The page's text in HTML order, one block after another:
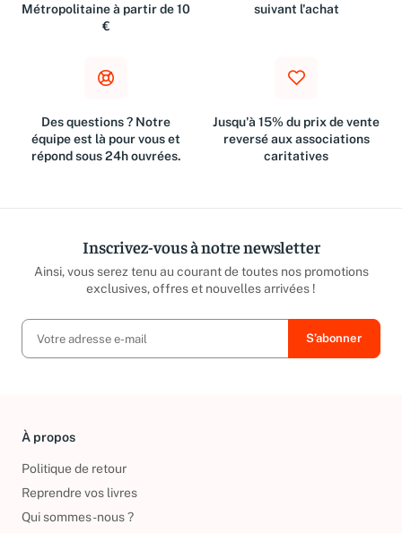
Métropolitaine à partir de 10
€
suivant l'achat
Des questions ? Notre
équipe est là pour vous et
répond sous 24h ouvrées.
Jusqu'à 15% du prix de vente
reversé aux associations
caritatives
Inscrivez-vous à notre newsletter
Ainsi, vous serez tenu au courant de toutes nos promotions
exclusives, offres et nouvelles arrivées !
À propos
Politique de retour
Reprendre vos livres
Qui sommes-nous ?